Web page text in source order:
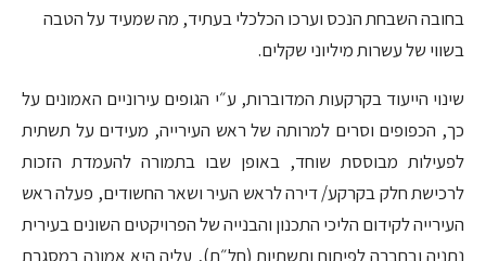
בחובה השבחת הנכס וערכו הכלכלי בעתיד, מה שמעיד על הטבה
בשווי של עשרות מיליוני שקלים.
שינוי הייעוד בקרקעות המדוברות, ע״י הגופים עירוניים האמונים על
כך, הכפופים וסרים למרותה של ראש העירייה, מעידים על תשתית
לפעילות מבוססת שוחד, באופן שבו בתמורה להעמדת הזכות
לרכישת חלק בקרקע/ דירה לראש העיר ושאר החשודים, פעלה ראש
העירייה לקידום הליכי התכנון והבנייה של הפרויקטים השונים בעירית
נתניה ובחברה לפיתוח ותשתיות (חל״ת), עליה היא אמונה במסגרת